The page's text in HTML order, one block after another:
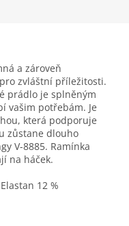
a zároveň
zvláštní příležitosti.
prádlo je splněným
vašim potřebám. Je
která podporuje
zůstane dlouho
V-8885. Ramínka
na háček.
12 %